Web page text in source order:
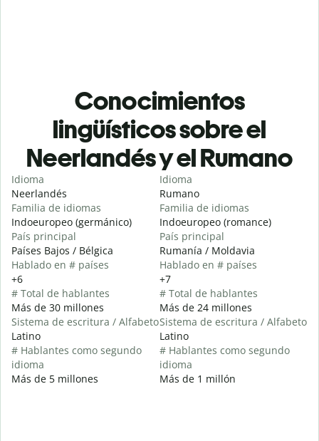
Conocimientos
lingüísticos sobre el
Neerlandés y el Rumano
Idioma
Neerlandés
Familia de idiomas
Indoeuropeo (germánico)
País principal
Países Bajos / Bélgica
Hablado en # países
+6
# Total de hablantes
Más de 30 millones
Sistema de escritura / Alfabeto
Latino
# Hablantes como segundo
idioma
Más de 5 millones
Idioma
Rumano
Familia de idiomas
Indoeuropeo (romance)
País principal
Rumanía / Moldavia
Hablado en # países
+7
# Total de hablantes
Más de 24 millones
Sistema de escritura / Alfabeto
Latino
# Hablantes como segundo
idioma
Más de 1 millón